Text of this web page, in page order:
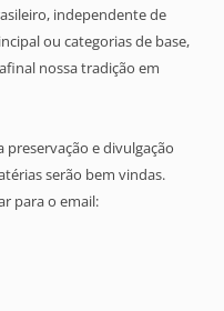
independente de
ou categorias de base,
nossa tradição em
e divulgação
serão bem vindas.
para o email: